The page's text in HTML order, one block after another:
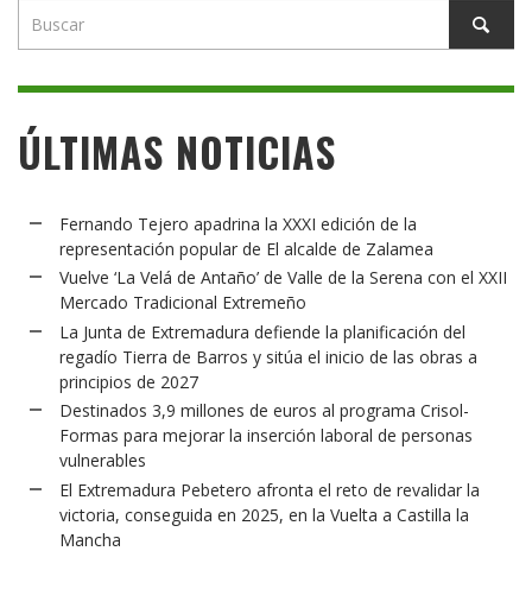
ÚLTIMAS NOTICIAS
Fernando Tejero apadrina la XXXI edición de la
representación popular de El alcalde de Zalamea
Vuelve ‘La Velá de Antaño’ de Valle de la Serena con el XXII
Mercado Tradicional Extremeño
La Junta de Extremadura defiende la planificación del
regadío Tierra de Barros y sitúa el inicio de las obras a
principios de 2027
Destinados 3,9 millones de euros al programa Crisol-
Formas para mejorar la inserción laboral de personas
vulnerables
El Extremadura Pebetero afronta el reto de revalidar la
victoria, conseguida en 2025, en la Vuelta a Castilla la
Mancha